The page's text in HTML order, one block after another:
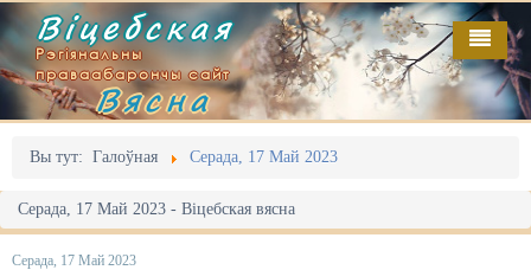
Віцебская
Рэгіянальны
праваабарончы сайт
Вясна
Вы тут: Галоўная Серада, 17 Май 2023
Серада, 17 Май 2023 - Віцебская вясна
Серада, 17 Май 2023
Галоўная
Адміністрацыйны перасьлед
Акцыі
Выданьні
Відэа